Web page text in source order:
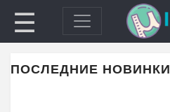
☰
ПОСЛЕДНИЕ НОВИНКИ